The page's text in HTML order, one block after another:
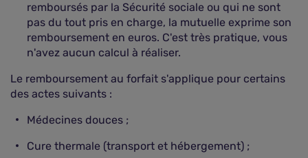
remboursés par la Sécurité sociale ou qui ne sont
pas du tout pris en charge, la mutuelle exprime son
remboursement en euros. C'est très pratique, vous
n'avez aucun calcul à réaliser.
Le remboursement au forfait s'applique pour certains
des actes suivants :
Médecines douces ;
Cure thermale (transport et hébergement) ;